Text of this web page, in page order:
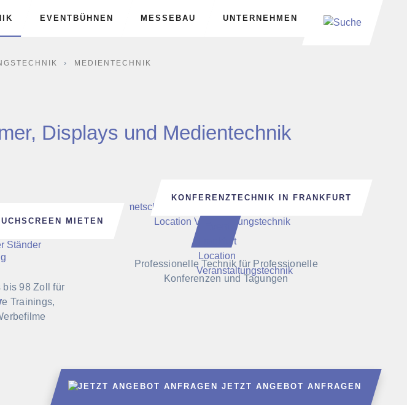
EVENTBÜHNEN MESSEBAU UNTERNEHMEN
MEDIENTECHNIK
Displays und Medientechnik
MIETEN
bis 98 Zoll für
Trainings,
KONFERENZTECHNIK IN FRANKFURT
Professionelle Technik für Professionelle
Konferenzen und Tagungen